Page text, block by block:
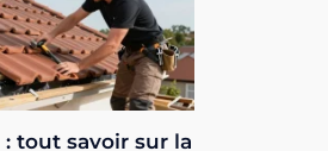
tout savoir sur la